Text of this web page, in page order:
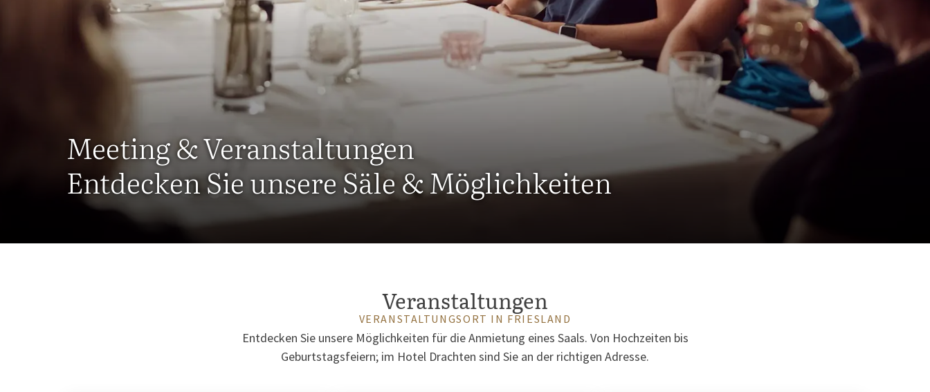
Meeting & Veranstaltungen
Entdecken Sie unsere Säle & Möglichkeiten
Veranstaltungen
VERANSTALTUNGSORT IN FRIESLAND
Entdecken Sie unsere Möglichkeiten für die Anmietung eines Saals. Von Hochzeiten bis
Geburtstagsfeiern; im Hotel Drachten sind Sie an der richtigen Adresse.